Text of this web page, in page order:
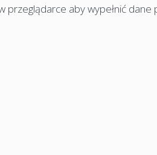
przeglądarce aby wypełnić dane